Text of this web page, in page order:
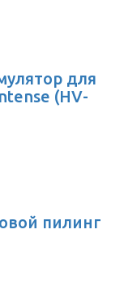
для
(HV-
пилинг